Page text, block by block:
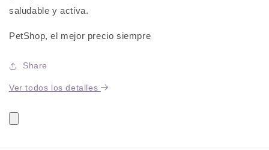
Regalos
Autos
Regalos
Autos
saludable y activa.
PetShop, el mejor precio siempre
Share
Ver todos los detalles